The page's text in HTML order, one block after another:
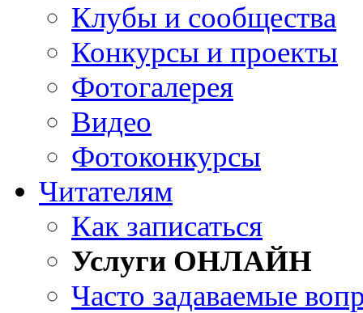
Клубы и сообщества
Конкурсы и проекты
Фотогалерея
Видео
Фотоконкурсы
Читателям
Как записаться
Услуги ОНЛАЙН
Часто задаваемые